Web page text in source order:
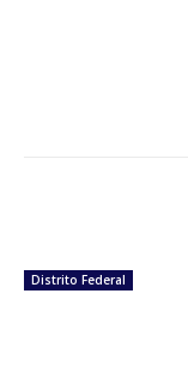
Distrito Federal